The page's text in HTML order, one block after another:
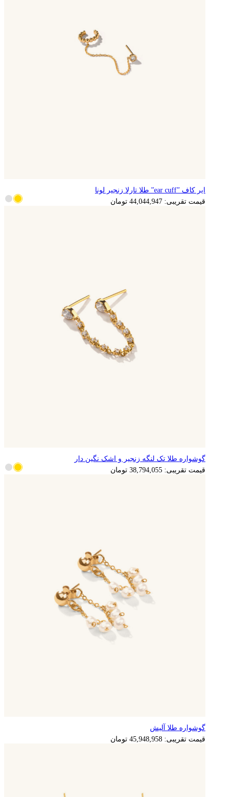
8,808,989 تومان
ایر کاف ”ear cuff” طلا تارلا زنجیر لونا
قیمت تقریبی:44,044,947 تومان
7,758,811 تومان
گوشواره طلا تک لنگه زنجیر و اشک نگین دار
قیمت تقریبی:38,794,055 تومان
9,189,792 تومانگوشواره طلا آلیش
قیمت تقریبی:45,948,958 تومان